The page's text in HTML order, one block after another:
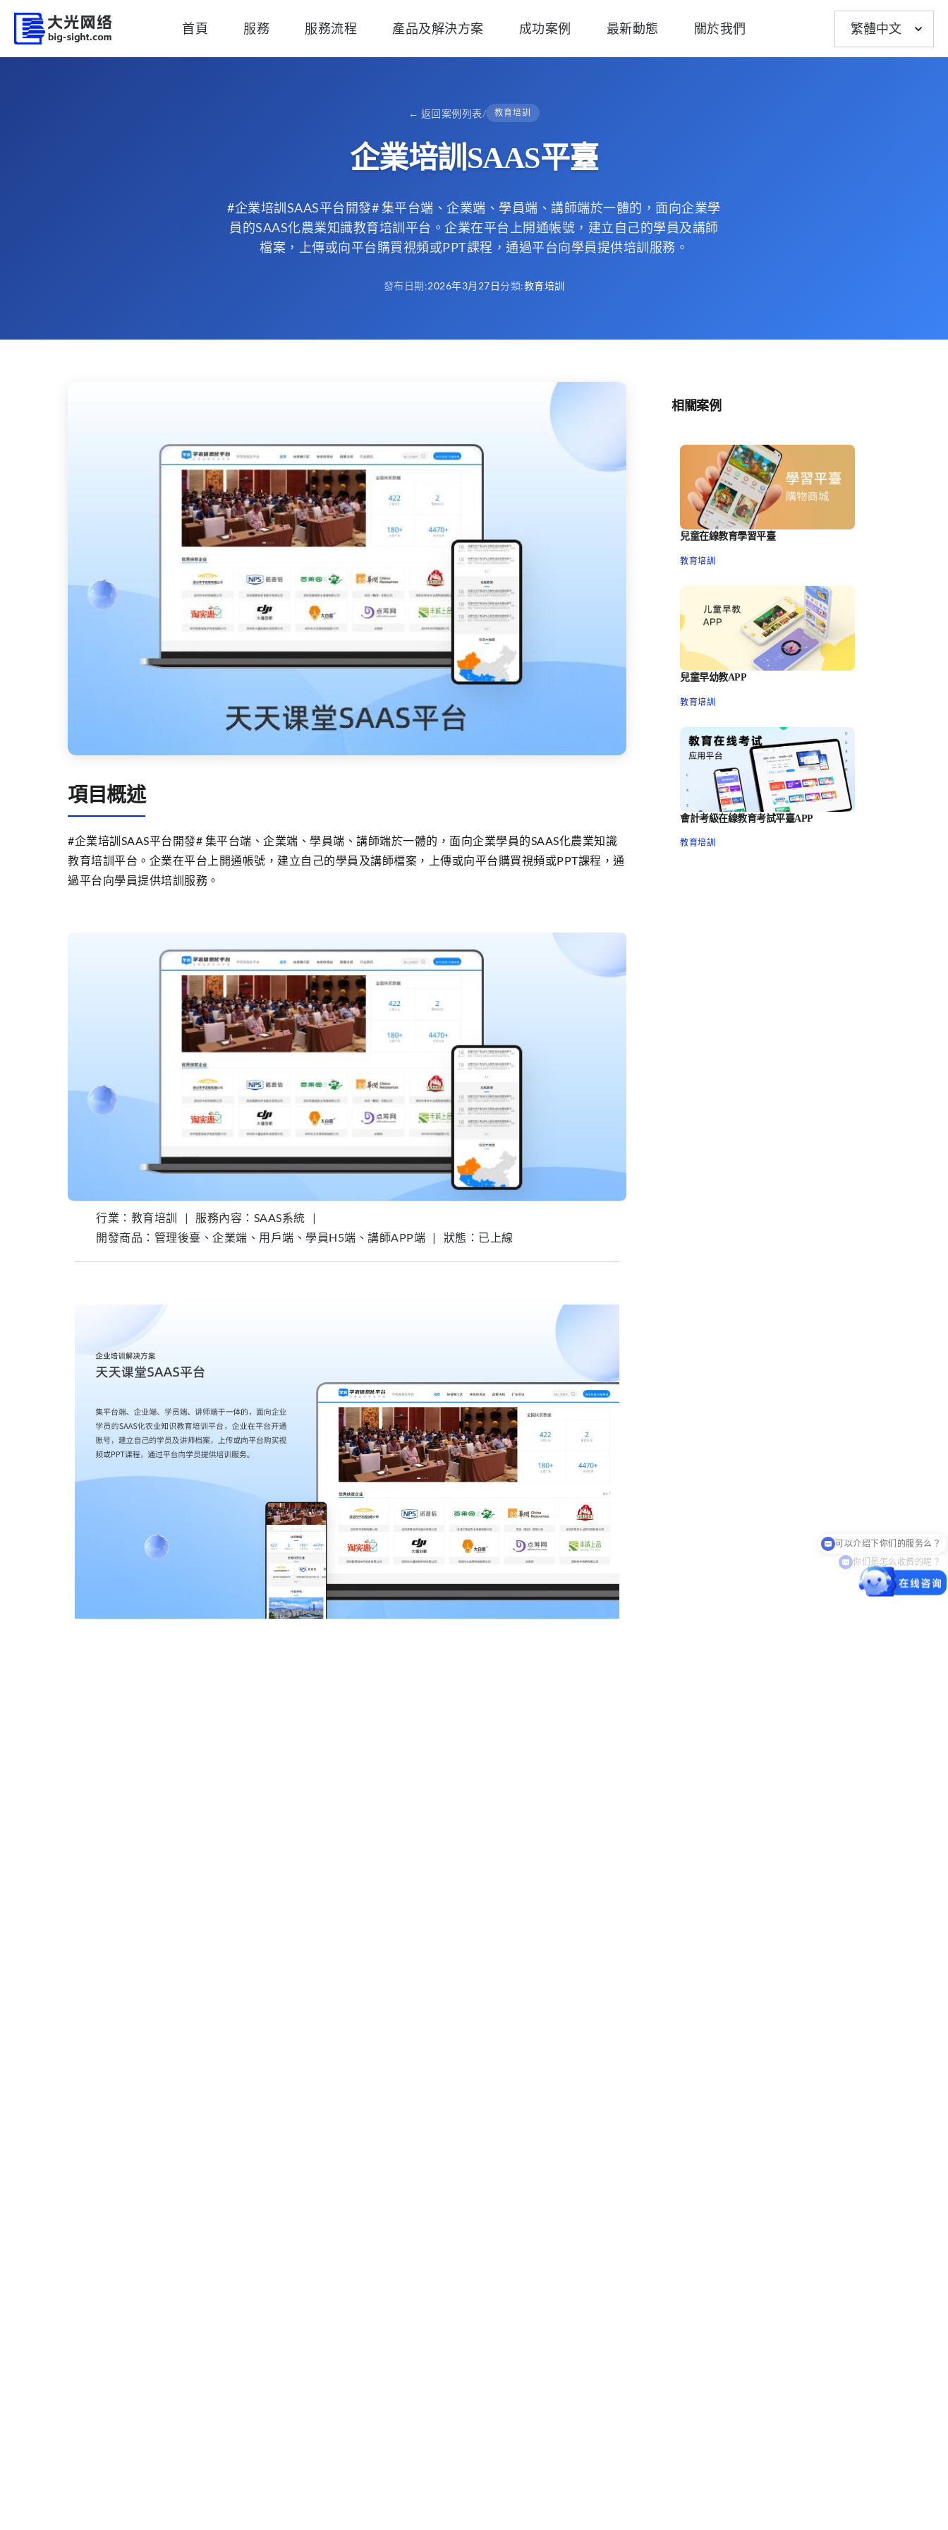
首頁 服務 服務流程 產品及解決方案 成功案例 最新動態 關於我們
Choose
language
← 返回案例列表/ 教育培訓
企業培訓SAAS平臺
#企業培訓SAAS平台開發# 集平台端、企業端、學員端、講師端於一體的，面向企業學
員的SAAS化農業知識教育培訓平台。企業在平台上開通帳號，建立自己的學員及講師
檔案，上傳或向平台購買視頻或PPT課程，通過平台向學員提供培訓服務。
發布日期:2026年3月27日分類:教育培訓
項目概述
#企業培訓SAAS平台開發# 集平台端、企業端、學員端、講師端於一體的，面向企業學員的SAAS化農業知識
教育培訓平台。企業在平台上開通帳號，建立自己的學員及講師檔案，上傳或向平台購買視頻或PPT課程，通
過平台向學員提供培訓服務。
行業：教育培訓 | 服務內容：SAAS系統
|
開發商品：管理後臺、企業端、用戶端、學員H5端、講師APP端 | 狀態：已上線
相關案例
兒童在線教育學習平臺
教育培訓
兒童早幼教APP
教育培訓
會計考級在線教育考試平臺APP
教育培訓